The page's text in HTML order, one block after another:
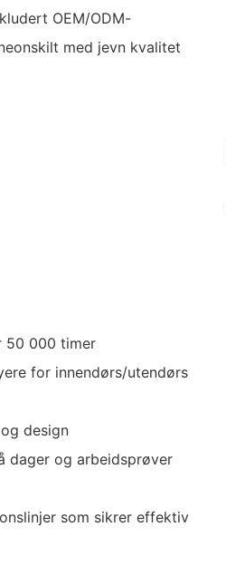
OEM/ODM-
med jevn kvalitet
50 000 timer
for innendørs/utendørs
design
dager og arbeidsprøver
som sikrer effektiv